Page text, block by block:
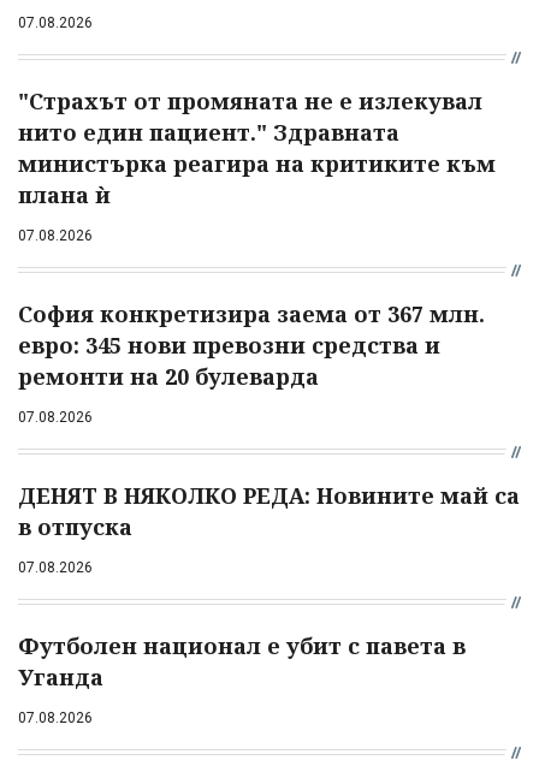
07.08.2026
"Страхът от промяната не е излекувал
нито един пациент." Здравната
министърка реагира на критиките към
плана ѝ
07.08.2026
София конкретизира заема от 367 млн.
евро: 345 нови превозни средства и
ремонти на 20 булеварда
07.08.2026
ДЕНЯТ В НЯКОЛКО РЕДА: Новините май са
в отпуска
07.08.2026
Футболен национал е убит с павета в
Уганда
07.08.2026